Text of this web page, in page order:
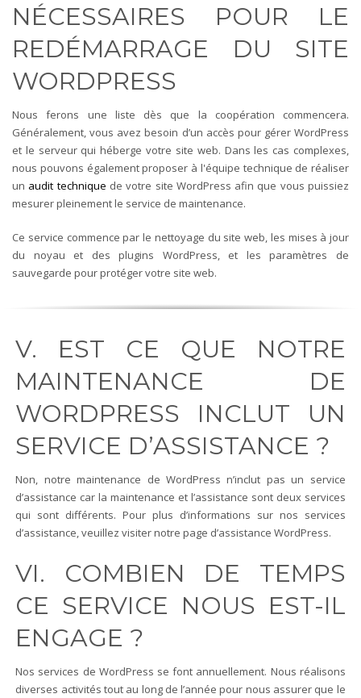
NÉCESSAIRES POUR LE
REDÉMARRAGE DU SITE
WORDPRESS
Nous ferons une liste dès que la coopération commencera.
Généralement, vous avez besoin d’un accès pour gérer WordPress
et le serveur qui héberge votre site web. Dans les cas complexes,
nous pouvons également proposer à l'équipe technique de réaliser
un audit technique de votre site WordPress afin que vous puissiez
mesurer pleinement le service de maintenance.
Ce service commence par le nettoyage du site web, les mises à jour
du noyau et des plugins WordPress, et les paramètres de
sauvegarde pour protéger votre site web.
V. EST CE QUE NOTRE
MAINTENANCE DE
WORDPRESS INCLUT UN
SERVICE D’ASSISTANCE ?
Non, notre maintenance de WordPress n’inclut pas un service
d’assistance car la maintenance et l’assistance sont deux services
qui sont différents. Pour plus d’informations sur nos services
d’assistance, veuillez visiter notre page d’assistance WordPress.
VI. COMBIEN DE TEMPS
CE SERVICE NOUS EST-IL
ENGAGE ?
Nos services de WordPress se font annuellement. Nous réalisons
diverses activités tout au long de l’année pour nous assurer que le